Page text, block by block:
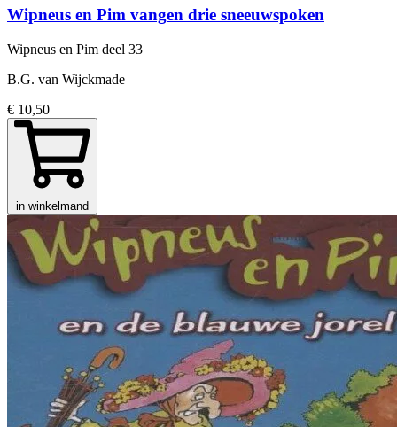
Wipneus en Pim vangen drie sneeuwspoken
Wipneus en Pim deel 33
B.G. van Wijckmade
€ 10,50
in winkelmand